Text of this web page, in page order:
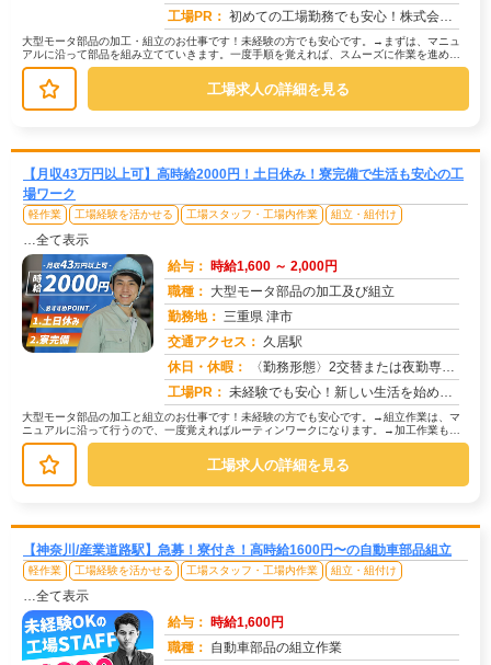
工場PR： 初めての工場勤務でも安心！株式会社京栄センターで新しい一歩を踏み出しませんか？→未経験者多数活躍中！経験やスキルは...
大型モータ部品の加工・組立のお仕事です！未経験の方でも安心です。→まずは、マニュ
アルに沿って部品を組み立てていきます。一度手順を覚えれば、スムーズに作業を進めら
れますよ。→機械を使った加工作業も...
工場求人の詳細を見る
【月収43万円以上可】高時給2000円！土日休み！寮完備で生活も安心の工
場ワーク
軽作業 工場経験を活かせる 工場スタッフ・工場内作業 組立・組付け
…全て表示
給与： 時給1,600 ～ 2,000円
職種： 大型モータ部品の加工及び組立
勤務地： 三重県 津市
交通アクセス： 久居駅
休日・休暇：
〈勤務形態〉2交替または夜勤専属〈休日〉土日休み※職場カレンダーによる
工場PR： 未経験でも安心！新しい生活を始めるチャンス！兵庫県で、寮付きの仕事を探していませんか？ 株式会社京栄センターでは...
大型モータ部品の加工と組立のお仕事です！未経験の方でも安心です。→組立作業は、マ
ニュアルに沿って行うので、一度覚えればルーティンワークになります。→加工作業も、
機械を使うので、力仕事ではありませ...
工場求人の詳細を見る
【神奈川/産業道路駅】急募！寮付き！高時給1600円〜の自動車部品組立
軽作業 工場経験を活かせる 工場スタッフ・工場内作業 組立・組付け
…全て表示
給与： 時給1,600円
職種： 自動車部品の組立作業